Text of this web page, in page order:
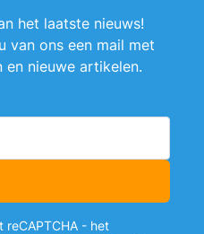
het laatste nieuws!
van ons een mail met
en nieuwe artikelen.
reCAPTCHA - het